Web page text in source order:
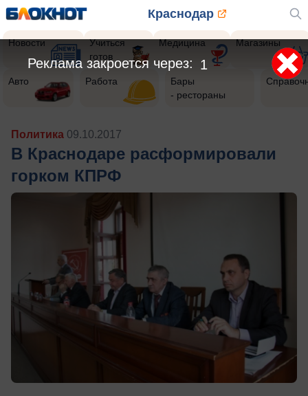
Краснодар
Новости
Учиться
готов
Медицина Магазины
Авто Работа
Бары
- рестораны
Политика 09.10.2017
В Краснодаре расформировали
горком КПРФ